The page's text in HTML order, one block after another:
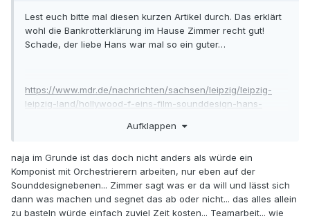
Lest euch bitte mal diesen kurzen Artikel durch. Das erklärt
wohl die Bankrotterklärung im Hause Zimmer recht gut!
Schade, der liebe Hans war mal so ein guter…
https://www.mdr.de/nachrichten/sachsen/leipzig/leipzig-
leipzig-land/hollywood-f-eins-film-sounddesign-hans-
Aufklappen
naja im Grunde ist das doch nicht anders als würde ein
Komponist mit Orchestrierern arbeiten, nur eben auf der
Sounddesignebenen... Zimmer sagt was er da will und lässt sich
dann was machen und segnet das ab oder nicht... das alles allein
zu basteln würde einfach zuviel Zeit kosten... Teamarbeit... wie